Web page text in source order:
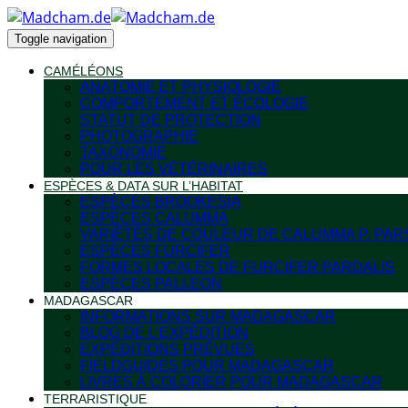
Toggle navigation
CAMÉLÉONS
ANATOMIE ET PHYSIOLOGIE
COMPORTEMENT ET ÉCOLOGIE
STATUT DE PROTECTION
PHOTOGRAPHIE
TAXONOMIE
POUR LES VÉTÉRINAIRES
ESPÈCES & DATA SUR L’HABITAT
ESPÈCES BROOKESIA
ESPÈCES CALUMMA
VARIÉTÉS DE COULEUR DE CALUMMA P.
ESPÈCES FURCIFER
FORMES LOCALES DE FURCIFER PARDALIS
ESPÈCES PALLEON
MADAGASCAR
INFORMATIONS SUR MADAGASCAR
BLOG DE L’EXPÉDITION
EXPÉDITIONS PRÉVUES
FIELDGUIDES POUR MADAGASCAR
LIVRES À COLORIER POUR MADAGASCAR
TERRARISTIQUE